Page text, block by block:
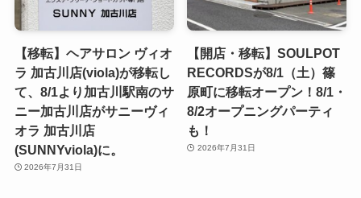
【移転】ヘアサロン ヴィオ
ラ 加古川店(viola)が移転し
て、8/1より加古川駅南のサ
ニー加古川店がサニーヴィ
オラ 加古川店
(SUNNYviola)に。
2026年7月31日
【開店・移転】SOULPOT
RECORDSが8/1（土）篠
原町に移転オープン！8/1・
8/2オープニングパーティ
も！
2026年7月31日